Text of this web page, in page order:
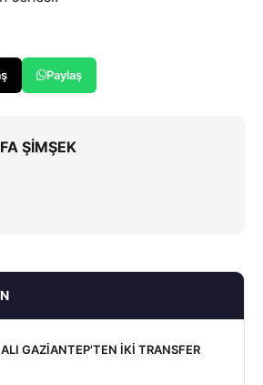
Paylaş
ŞİMŞEK
GAZİANTEP'TEN İKİ TRANSFER